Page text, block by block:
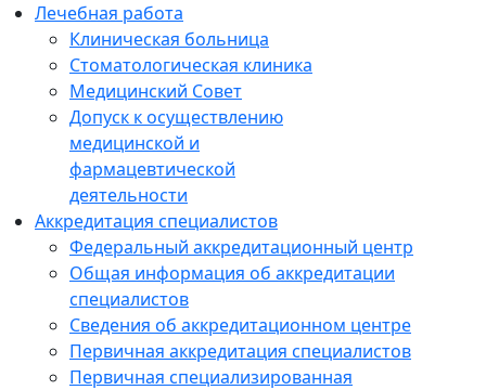
Лечебная работа
Клиническая больница
Стоматологическая клиника
Медицинский Совет
Допуск к осуществлению
медицинской и
фармацевтической
деятельности
Аккредитация специалистов
Федеральный аккредитационный центр
Общая информация об аккредитации
специалистов
Сведения об аккредитационном центре
Первичная аккредитация специалистов
Первичная специализированная